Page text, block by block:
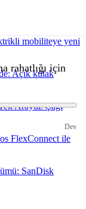
mobiliteye yeni
Açık kulak
Arayüz Çağı
FlexConnect ile
SanDisk
rahatlığı için
Dev